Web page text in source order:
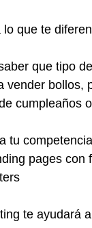
lo que te
que tipo
vender bollos,
cumpleaños
tu competencia
pages con
te ayudará